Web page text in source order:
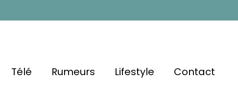
Télé Rumeurs Lifestyle Contact